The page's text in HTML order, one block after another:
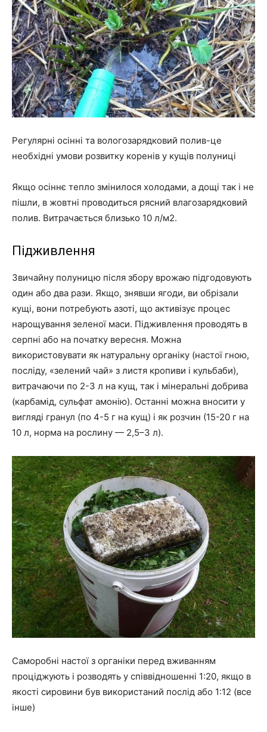
Регулярні осінні та вологозарядковий полив-це
необхідні умови розвитку коренів у кущів полуниці
Якщо осіннє тепло змінилося холодами, а дощі так і не
пішли, в жовтні проводиться рясний влагозарядковий
полив. Витрачається близько 10 л/м2.
Підживлення
Звичайну полуницю після збору врожаю підгодовують
один або два рази. Якщо, знявши ягоди, ви обрізали
кущі, вони потребують азоті, що активізує процес
нарощування зеленої маси. Підживлення проводять в
серпні або на початку вересня. Можна
використовувати як натуральну органіку (настої гною,
посліду, «зелений чай» з листя кропиви і кульбаби),
витрачаючи по 2-3 л на кущ, так і мінеральні добрива
(карбамід, сульфат амонію). Останні можна вносити у
вигляді гранул (по 4-5 г на кущ) і як розчин (15-20 г на
10 л, норма на рослину — 2,5–3 л).
Саморобні настої з органіки перед вживанням
проціджують і розводять у співвідношенні 1:20, якщо в
якості сировини був використаний послід або 1:12 (все
інше)